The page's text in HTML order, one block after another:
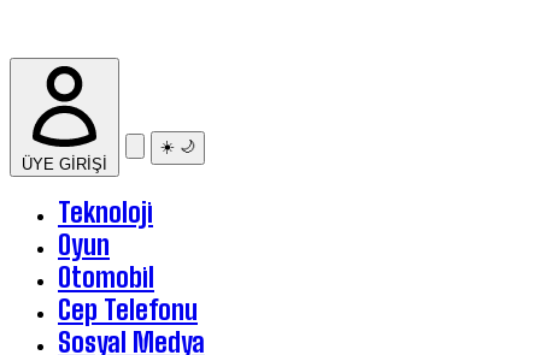
ÜYE GİRİŞİ
☀️ 🌙
Teknoloji
Oyun
Otomobil
Cep Telefonu
Sosyal Medya